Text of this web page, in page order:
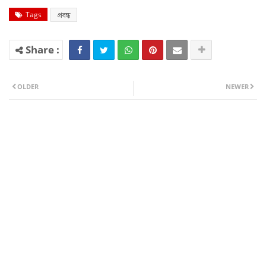
Tags প্ৰবন্ধ
NEWER
OLDER